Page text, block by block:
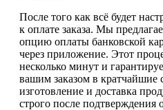
После того как всё будет
к оплате заказа. Мы
опцию оплаты банковской
через приложение. Этот
несколько минут и
вашим заказом в
изготовление и доставка
строго после подтверждения